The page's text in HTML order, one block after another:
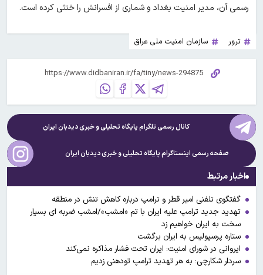
رسمی آن، مدیر امنیت بغداد و شماری از افسرانش را خنثی کرده است.
ترور سازمان امنیت ملی عراق
کانال رسمی تلگرام پایگاه تحلیلی و خبریدیدبان ایران
صفحه رسمی اینستاگرام پایگاه تحلیلی و خبریدیدبان ایران
اخبار مرتبط
گفتگوی تلفنی امیر قطر و ترامپ درباره کاهش تنش در منطقه
تهدید جدید ترامپ علیه ایران با تم «امشب»/امشب ضربه ای بسیار
سخت به ایران خواهیم زد
ستاره پرسپولیس به ایران برگشت
ایروانی در شورای امنیت: ایران تحت فشار مذاکره نمی‌کند
سردار شکارچی: به هر تهدید ترامپ تودهنی زدیم